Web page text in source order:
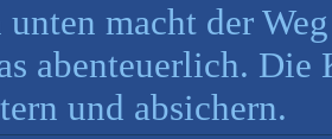
unten macht der
abenteuerlich. Die
und absichern.